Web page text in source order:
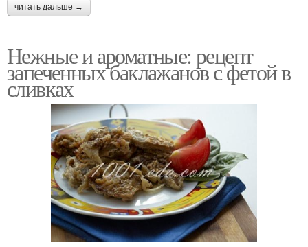
читать дальше →
Нежные и ароматные: рецепт
запеченных баклажанов с фетой в
сливках